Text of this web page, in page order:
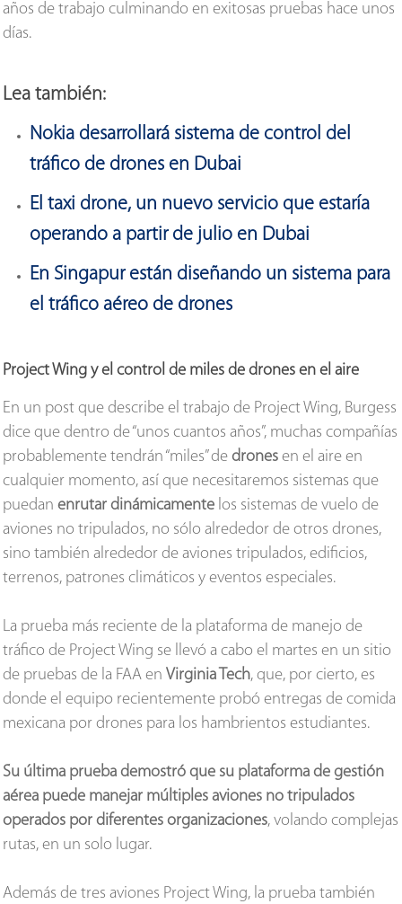
años de trabajo culminando en exitosas pruebas hace unos
días.
Lea también:
Nokia desarrollará sistema de control del
tráfico de drones en Dubai
El taxi drone, un nuevo servicio que estaría
operando a partir de julio en Dubai
En Singapur están diseñando un sistema para
el tráfico aéreo de drones
Project Wing y el control de miles de drones en el aire
En un post que describe el trabajo de Project Wing, Burgess
dice que dentro de “unos cuantos años”, muchas compañías
probablemente tendrán “miles” dedrones en el aire en
cualquier momento, así que necesitaremos sistemas que
puedanenrutar dinámicamente los sistemas de vuelo de
aviones no tripulados, no sólo alrededor de otros drones,
sino también alrededor de aviones tripulados, edificios,
terrenos, patrones climáticos y eventos especiales.
La prueba más reciente de la plataforma de manejo de
tráfico de Project Wing se llevó a cabo el martes en un sitio
de pruebas de la FAA en Virginia Tech, que, por cierto, es
donde el equipo recientemente probó entregas de comida
mexicana por drones para los hambrientos estudiantes.
Su última prueba demostró que su plataforma de gestión
aérea puede manejar múltiples aviones no tripulados
operados por diferentes organizaciones, volando complejas
rutas, en un solo lugar.
Además de tres aviones Project Wing, la prueba también